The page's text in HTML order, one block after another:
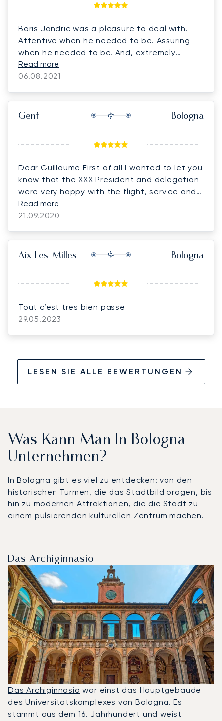
Boris Jandric was a pleasure to deal with.
Attentive when he needed to be. Assuring
when he needed to be. And, extremely
patient when he needed to be. He managed
a d arranged for our collateral needs in an
Read more
06.08.2021
Genf Bologna
Dear Guillaume First of all I wanted to let you
know that the XXX President and delegation
were very happy with the flight, service and
crew yesterday. Indeed they were asking if
the same plane would be available also for
delegation is: 5 or 6 on the way to XXX, 6 on
return. Many thanks and have a nice evening
Read more
21.09.2020
Aix-Les-Milles Bologna
Tout c’est tres bien passe
29.05.2023
LESEN SIE ALLE BEWERTUNGEN
Was Kann Man In Bologna
Unternehmen?
In Bologna gibt es viel zu entdecken: von den
historischen Türmen, die das Stadtbild prägen, bis
hin zu modernen Attraktionen, die die Stadt zu
einem pulsierenden kulturellen Zentrum machen.
Das Archiginnasio
Das Archiginnasio war einst das Hauptgebäude
des Universitätskomplexes von Bologna. Es
stammt aus dem 16. Jahrhundert und weist